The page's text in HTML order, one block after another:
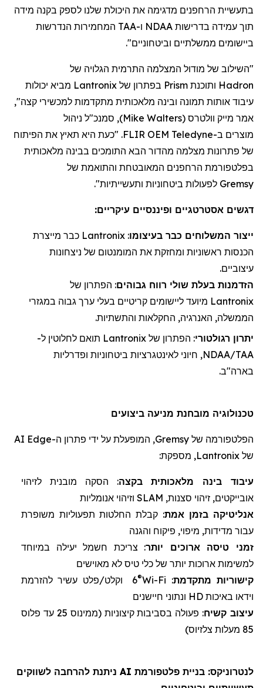
בתעשיית הרחפנים מדגימה את היכולת שלנו לספק בקנה מידה
תוך עמידה בדרישות NDAA ו-TAA המחמירות הנדרשות
ביישומים ממשלתיים וביטחוניים".
"השילוב של מודול המצלמה התרמית הגלויה של
Hadron ותוכנת Prism בפתרון של Lantronix מביא יכולות
עיבוד אותות תמונה ובינה מלאכותית מתקדמות למכשירי קצה",
אמר מייק וולטרס (
Mike Walters
), סמנכ"ל ניהול
מוצרים ב-Teledyne
FLIR OEM. "כעת היא תאיץ את הפיתוח
של פתרונות מצלמה מהדור הבא התומכים בבינה מלאכותית
בפלטפורמת הרחפנים המאובטחת והתואמת של
Gremsy לפעולות ביטחוניות ותעשייתיות".
דגשים אסטרטגיים ופיננסיים עיקריים:
ייצור המשלוחים כבר בעיצומו:
Lantronix כבר מייצרת
הכנסות ראשוניות ומחזקת את המומנטום של ניצחונות
עיצוביים.
הזדמנות בעלת שולי רווח גבוהים: הפתרון של
Lantronix מיועד ליישומים קריטיים בעלי ערך גבוה במגזרי
הממשלה, האנרגיה, החקלאות והתשתיות.
יתרון רגולטורי: הפתרון של Lantronix תואם לחלוטין ל-
NDAA/TAA, חיוני לאינטגרציות ביטחוניות ופדרליות
בארה"ב.
טכנולוגיה מובחנת מניעה ביצועים
הפלטפורמה של Gremsy, המופעלת על ידי פתרון ה-Edge
AI
של Lantronix, מספקת:
עיבוד בינה מלאכותיתבקצה: הסקה מובנית לזיהוי
אובייקטים, זיהוי סצנות, SLAM וזיהוי אנומליות
אנליטיקה בזמן אמת: קבלת החלטות תפעוליות משופרת
עבור מדידות, מיפוי, פיקוח והגנה
זמני טיסה ארוכים יותר: צריכת חשמל יעילה במיוחד
למשימות ארוכות יותר של כלי טיס לא מאוישים
קישוריות מתקדמת:
Wi-Fi
®
6
וקלט/פלט עשיר להזרמת
וידאו באיכות HD ונתוני חיישנים
עיצוב קשיח: פעולה בסביבות קיצוניות (
ממינוס 25 עד פלוס
85 מעלות צלזיוס)
לנטרוניקס
: בניית פלטפורמת AI ניתנת להרחבה לשווקים